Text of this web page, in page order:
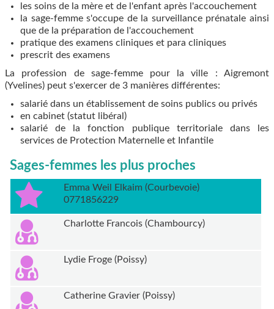
les soins de la mère et de l'enfant après l'accouchement
la sage-femme s'occupe de la surveillance prénatale ainsi
que de la préparation de l'accouchement
pratique des examens cliniques et para cliniques
prescrit des examens
La profession de sage-femme pour la ville : Aigremont
(Yvelines) peut s'exercer de 3 manières différentes:
salarié dans un établissement de soins publics ou privés
en cabinet (statut libéral)
salarié de la fonction publique territoriale dans les
services de Protection Maternelle et Infantile
Sages-femmes les plus proches
Emma Weil Elkaim (Courbevoie)
0771856229
Charlotte Francois (Chambourcy)
Lydie Froge (Poissy)
Catherine Gravier (Poissy)